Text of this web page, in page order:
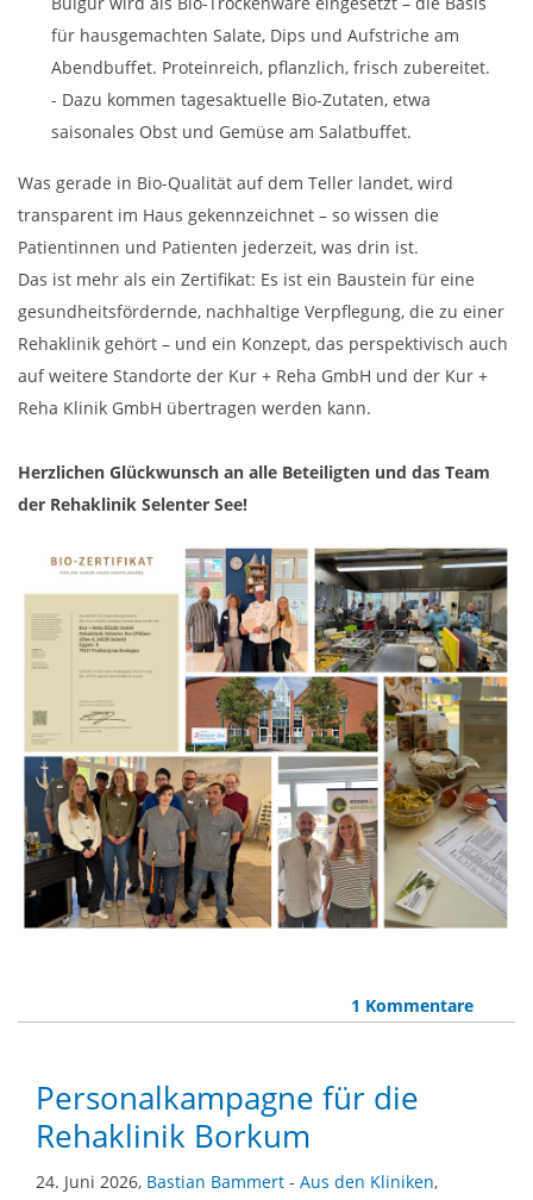
für hausgemachten Salate, Dips und Aufstriche am
Abendbuffet. Proteinreich, pflanzlich, frisch zubereitet.
- Dazu kommen tagesaktuelle Bio-Zutaten, etwa
saisonales Obst und Gemüse am Salatbuffet.
Was gerade in Bio-Qualität auf dem Teller landet, wird
transparent im Haus gekennzeichnet – so wissen die
Patientinnen und Patienten jederzeit, was drin ist.
Das ist mehr als ein Zertifikat: Es ist ein Baustein für eine
gesundheitsfördernde, nachhaltige Verpflegung, die zu einer
Rehaklinik gehört – und ein Konzept, das perspektivisch auch
auf weitere Standorte der Kur + Reha GmbH und der Kur +
Reha Klinik GmbH übertragen werden kann.
Herzlichen Glückwunsch an alle Beteiligten und das Team
der Rehaklinik Selenter See!
1 Kommentare
Personalkampagne für die
Rehaklinik Borkum
24. Juni 2026, Bastian Bammert - Aus den Kliniken,